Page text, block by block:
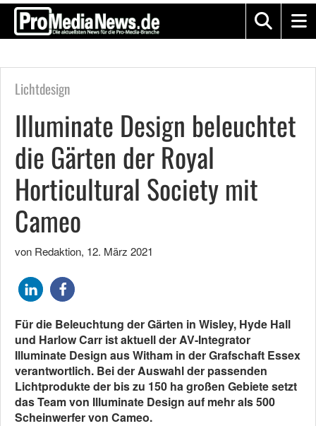
Lichtdesign
Illuminate Design beleuchtet
die Gärten der Royal
Horticultural Society mit
Cameo
von Redaktion, 12. März 2021
Für die Beleuchtung der Gärten in Wisley, Hyde Hall
und Harlow Carr ist aktuell der AV-Integrator
Illuminate Design aus Witham in der Grafschaft Essex
verantwortlich. Bei der Auswahl der passenden
Lichtprodukte der bis zu 150 ha großen Gebiete setzt
das Team von Illuminate Design auf mehr als 500
Scheinwerfer von Cameo.